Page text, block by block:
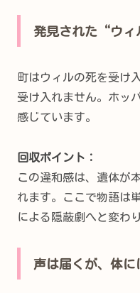
発見された“ウィ
町はウィルの死を受け
受け入れません。ホッ
感じています。
回収ポイント：
この違和感は、遺体が
れます。ここで物語は
による隠蔽劇へと変わ
声は届くが、体